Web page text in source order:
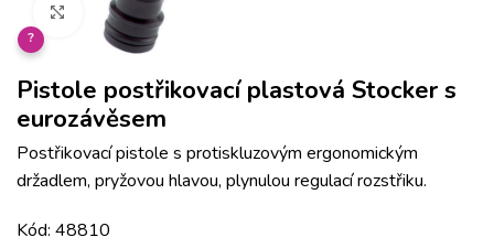
Klikněte pro zvětšení
?
Pistole postřikovací plastová Stocker s
eurozávěsem
Postřikovací pistole s protiskluzovým ergonomickým
držadlem, pryžovou hlavou, plynulou regulací rozstřiku.
Kód: 48810